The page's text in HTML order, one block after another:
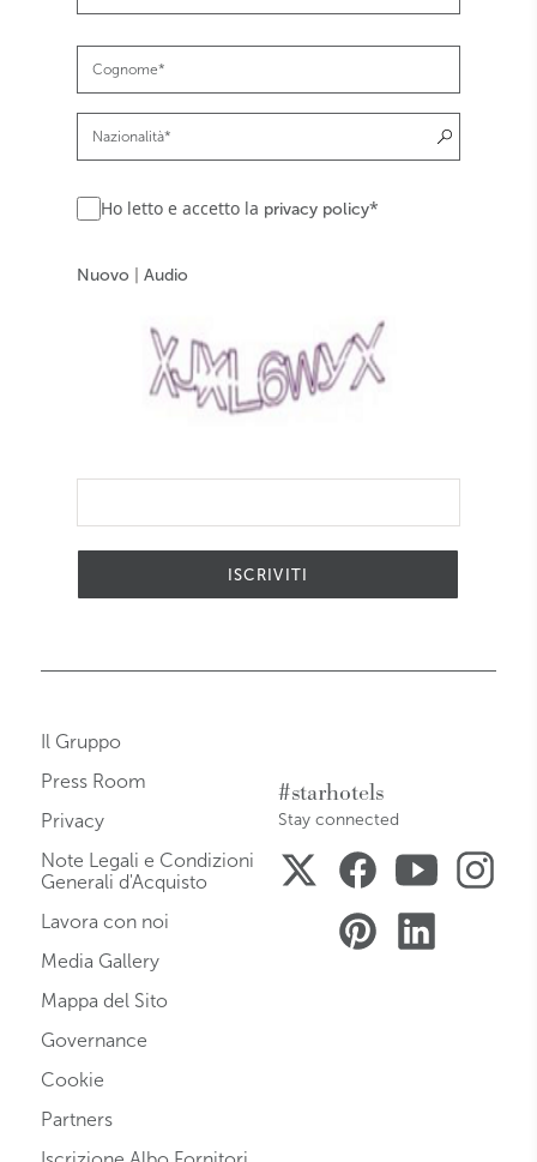
Ho letto e accetto la privacy policy*
Nuovo Audio
ISCRIVITI
#starhotels
Stay connected
Il Gruppo
Press Room
Privacy
Note Legali e Condizioni
Generali d'Acquisto
Lavora con noi
Media Gallery
Mappa del Sito
Governance
Cookie
Partners